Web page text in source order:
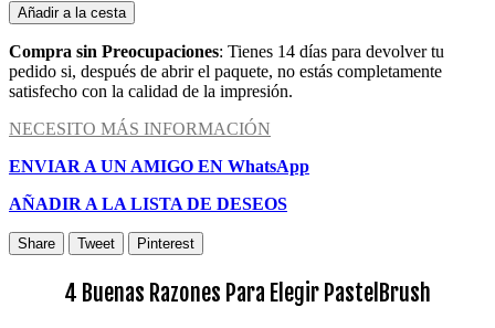
Añadir a la cesta
Compra sin Preocupaciones: Tienes 14 días para devolver tu
pedido si, después de abrir el paquete, no estás completamente
satisfecho con la calidad de la impresión.
NECESITO MÁS INFORMACIÓN
ENVIAR A UN AMIGO EN WhatsApp
AÑADIR A LA LISTA DE DESEOS
Share Tweet Pinterest
4 Buenas Razones Para Elegir PastelBrush